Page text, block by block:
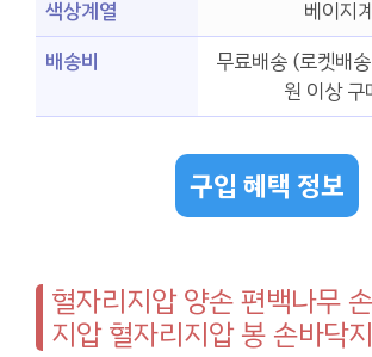
색상계열
베이지
배송비
무료배송 (로켓배
원 이상 구
구입 혜택 정보
혈자리지압 양손 편백나무
지압 혈자리지압 봉 손바닥